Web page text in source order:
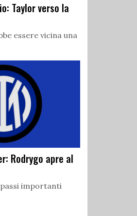
Taylor verso la
essere vicina una
Rodrygo apre al
importanti